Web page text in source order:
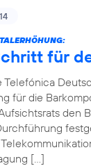
für
Telefónica
für die
den
[…]